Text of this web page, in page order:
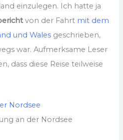
einzulegen. Ich hatte ja
von der Fahrt mit dem
und Wales geschrieben,
war. Aufmerksame Leser
dass diese Reise teilweise
an der Nordsee